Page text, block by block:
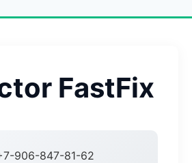
FastFix
906-847-81-62